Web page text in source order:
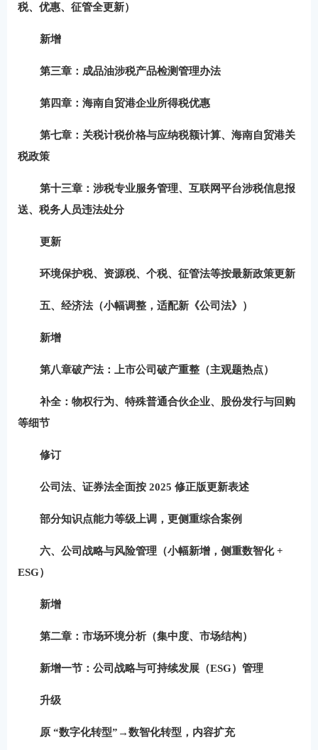
税、优惠、征管全更新）
新增
第三章： 成品油涉税产品检测管理办法
第四章： 海南自贸港企业所得税优惠
第七章： 关税计税价格与应纳税额计算、海南自贸港关
税政策
第十三章： 涉税专业服务管理、互联网平台涉税信息报
送、税务人员违法处分
更新
环境保护税、资源税、个税、征管法等按最新政策更新
五、经济法（小幅调整，适配新《公司法》）
新增
第八章破产法： 上市公司破产重整（主观题热点）
补全： 物权行为、特殊普通合伙企业、股份发行与回购
等细节
修订
公司法、证券法全面按 2025 修正版更新表述
部分知识点能力等级上调 ，更侧重综合案例
六、公司战略与风险管理（小幅新增，侧重数智化 +
ESG）
新增
第二章： 市场环境分析（集中度、市场结构）
新增一节： 公司战略与可持续发展（ESG）管理
升级
原 “数字化转型”→数智化转型 ，内容扩充